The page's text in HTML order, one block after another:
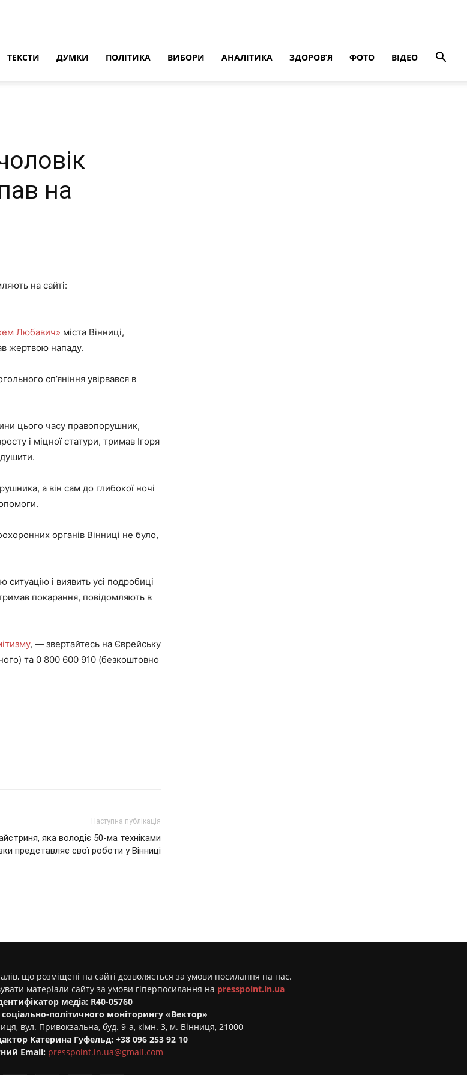
ТЕКСТИ ДУМКИ ПОЛІТИКА ВИБОРИ АНАЛІТИКА ЗДОРОВ’Я ФОТО ВІДЕО
на
на сайті:
Любавич» міста Вінниці,
жертвою нападу.
сп’яніння увірвався в
цього часу правопорушник,
і міцної статури, тримав Ігоря
а він сам до глибокої ночі
органів Вінниці не було,
ситуацію і виявить усі подробиці
покарання, повідомляють в
, — звертайтесь на Єврейську
та 0 800 600 910 (безкоштовно
Наступна публікація
яка володіє 50-ма техніками
представляє свої роботи у Вінниці
що розміщені на сайті дозволяється за умови посилання на нас.
матеріали сайту за умови гіперпосилання на presspoint.in.ua
медіа: R40-05760
політичного моніторингу «Вектор»
вул. Привокзальна, буд. 9-а, кімн. 3, м. Вінниця, 21000
Катерина Гуфельд: +38 096 253 92 10
Email: presspoint.in.ua@gmail.com